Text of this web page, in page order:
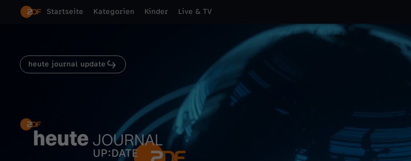
Startseite Kategorien Kinder Live & TV
heute journal update